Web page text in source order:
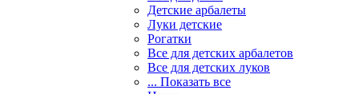
Детские арбалеты
Луки детские
Рогатки
Все для детских арбалетов
Все для детских луков
... Показать все